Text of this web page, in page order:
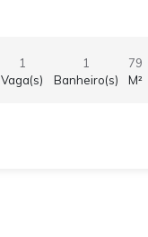
1
Vaga(s)
1
Banheiro(s)
79
M²